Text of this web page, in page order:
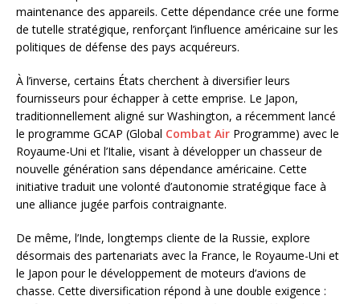
maintenance des appareils. Cette dépendance crée une forme
de tutelle stratégique, renforçant l’influence américaine sur les
politiques de défense des pays acquéreurs.
À l’inverse, certains États cherchent à diversifier leurs
fournisseurs pour échapper à cette emprise. Le Japon,
traditionnellement aligné sur Washington, a récemment lancé
le programme GCAP (Global Combat Air Programme) avec le
Royaume-Uni et l’Italie, visant à développer un chasseur de
nouvelle génération sans dépendance américaine. Cette
initiative traduit une volonté d’autonomie stratégique face à
une alliance jugée parfois contraignante.
De même, l’Inde, longtemps cliente de la Russie, explore
désormais des partenariats avec la France, le Royaume-Uni et
le Japon pour le développement de moteurs d’avions de
chasse. Cette diversification répond à une double exigence :